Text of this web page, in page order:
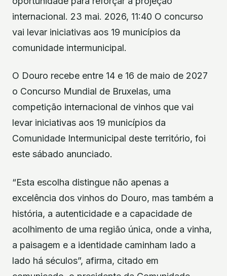
internacional. 23 mai. 2026, 11:40 O concurso
vai levar iniciativas aos 19 municípios da
comunidade intermunicipal.
O Douro recebe entre 14 e 16 de maio de 2027
o Concurso Mundial de Bruxelas, uma
competição internacional de vinhos que vai
levar iniciativas aos 19 municípios da
Comunidade Intermunicipal deste território, foi
este sábado anunciado.
“Esta escolha distingue não apenas a
excelência dos vinhos do Douro, mas também a
história, a autenticidade e a capacidade de
acolhimento de uma região única, onde a vinha,
a paisagem e a identidade caminham lado a
lado há séculos”, afirma, citado em